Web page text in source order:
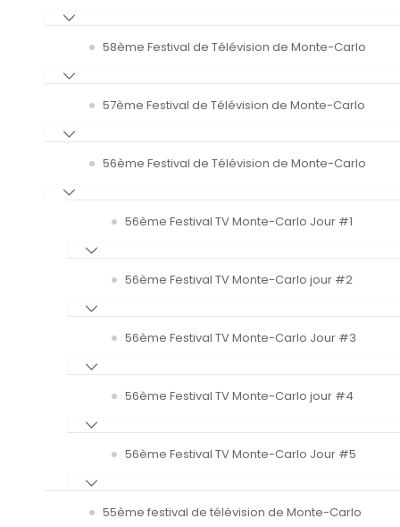
58ème Festival de Télévision de Monte-Carlo
57ème Festival de Télévision de Monte-Carlo
56ème Festival de Télévision de Monte-Carlo
56ème Festival TV Monte-Carlo Jour #1
56ème Festival TV Monte-Carlo jour #2
56ème Festival TV Monte-Carlo Jour #3
56ème Festival TV Monte-Carlo jour #4
56ème Festival TV Monte-Carlo Jour #5
55ème festival de télévision de Monte-Carlo